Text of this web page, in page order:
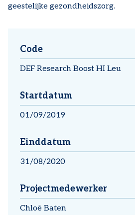
geestelijke gezondheidszorg.
Code
DEF Research Boost HI Leu
Startdatum
01/09/2019
Einddatum
31/08/2020
Projectmedewerker
Chloë Baten